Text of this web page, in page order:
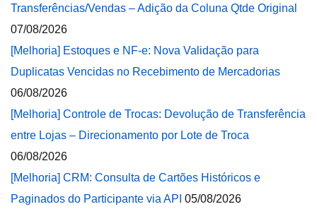
Transferências/Vendas – Adição da Coluna Qtde Original
07/08/2026
[Melhoria] Estoques e NF-e: Nova Validação para
Duplicatas Vencidas no Recebimento de Mercadorias
06/08/2026
[Melhoria] Controle de Trocas: Devolução de Transferência
entre Lojas – Direcionamento por Lote de Troca
06/08/2026
[Melhoria] CRM: Consulta de Cartões Históricos e
Paginados do Participante via API 05/08/2026